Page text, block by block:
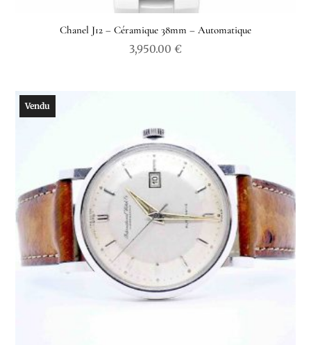
Chanel J12 – Céramique 38mm – Automatique
3,950.00 €
Vendu